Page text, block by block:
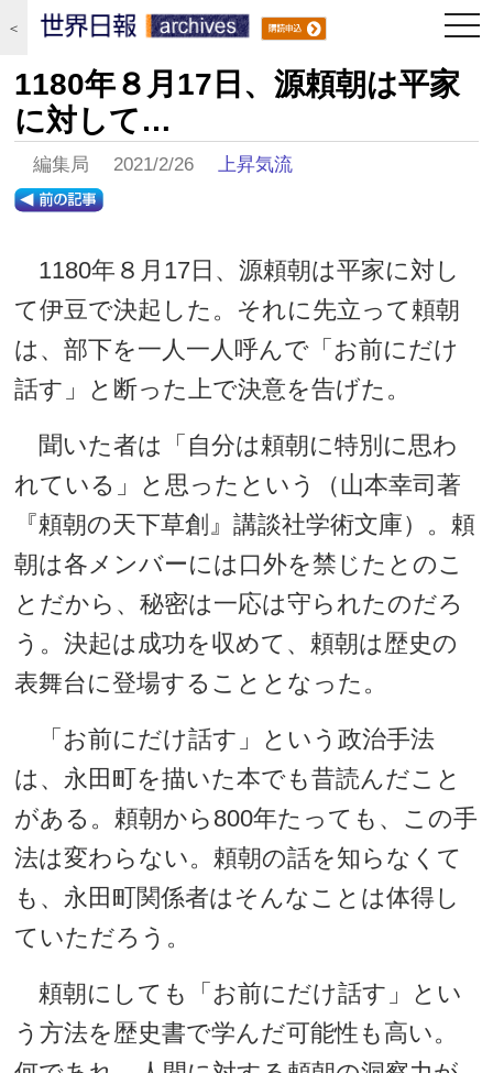
＜
1180年８月17日、源頼朝は平家
に対して…
編集局 2021/2/26上昇気流
1180年８月17日、源頼朝は平家に対し
て伊豆で決起した。それに先立って頼朝
は、部下を一人一人呼んで「お前にだけ
話す」と断った上で決意を告げた。
聞いた者は「自分は頼朝に特別に思わ
れている」と思ったという（山本幸司著
『頼朝の天下草創』講談社学術文庫）。頼
朝は各メンバーには口外を禁じたとのこ
とだから、秘密は一応は守られたのだろ
う。決起は成功を収めて、頼朝は歴史の
表舞台に登場することとなった。
「お前にだけ話す」という政治手法
は、永田町を描いた本でも昔読んだこと
がある。頼朝から800年たっても、この手
法は変わらない。頼朝の話を知らなくて
も、永田町関係者はそんなことは体得し
ていただろう。
頼朝にしても「お前にだけ話す」とい
う方法を歴史書で学んだ可能性も高い。